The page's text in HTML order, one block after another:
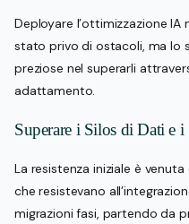
Deployare l’ottimizzazione
stato privo di ostacoli, ma lo
preziose nel superarli
adattamento.
Superare i Silos di Dati e
La resistenza iniziale è
che resistevano
migrazioni fasi, partendo da